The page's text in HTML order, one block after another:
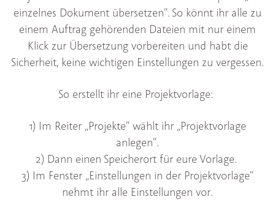
einzelnes Dokument übersetzen“. So könnt ihr alle zu
einem Auftrag gehörenden Dateien mit nur einem
Klick zur Übersetzung vorbereiten und habt die
Sicherheit, keine wichtigen Einstellungen zu vergessen.
So erstellt ihr eine Projektvorlage:
1) Im Reiter „Projekte“ wählt ihr „Projektvorlage
anlegen“.
2) Dann einen Speicherort für eure Vorlage.
3) Im Fenster „Einstellungen in der Projektvorlage“
nehmt ihr alle Einstellungen vor.